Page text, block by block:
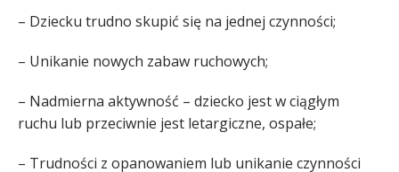
– Dziecku trudno skupić się na jednej czynności;
– Unikanie nowych zabaw ruchowych;
– Nadmierna aktywność – dziecko jest w ciągłym
ruchu lub przeciwnie jest letargiczne, ospałe;
– Trudności z opanowaniem lub unikanie czynności